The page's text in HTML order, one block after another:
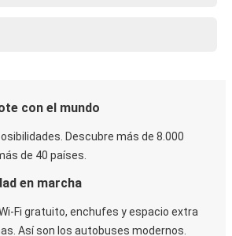
con el mundo
Descubre más de 8.000
de 40 países.
en marcha
Fi gratuito, enchufes y espacio extra
Así son los autobuses modernos.